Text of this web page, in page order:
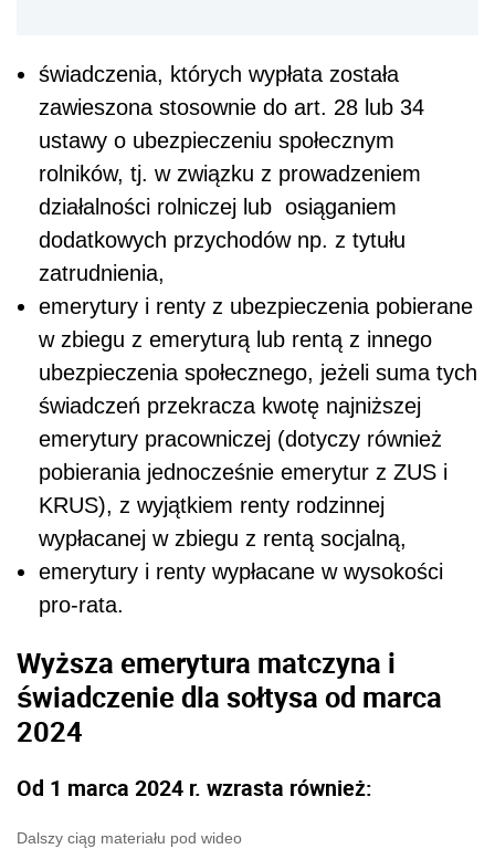
świadczenia, których wypłata została
zawieszona stosownie do art. 28 lub 34
ustawy o ubezpieczeniu społecznym
rolników, tj. w związku z prowadzeniem
działalności rolniczej lub osiąganiem
dodatkowych przychodów np. z tytułu
zatrudnienia,
emerytury i renty z ubezpieczenia pobierane
w zbiegu z emeryturą lub rentą z innego
ubezpieczenia społecznego, jeżeli suma tych
świadczeń przekracza kwotę najniższej
emerytury pracowniczej (dotyczy również
pobierania jednocześnie emerytur z ZUS i
KRUS), z wyjątkiem renty rodzinnej
wypłacanej w zbiegu z rentą socjalną,
emerytury i renty wypłacane w wysokości
pro-rata.
Wyższa emerytura matczyna i
świadczenie dla sołtysa od marca
2024
Od 1 marca 2024 r. wzrasta również:
Dalszy ciąg materiału pod wideo